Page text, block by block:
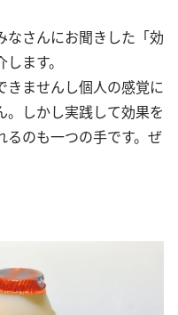
なさんにお聞きした「効
ます。
きませんし個人の感覚に
。しかし実践して効果を
のも一つの手です。ぜ